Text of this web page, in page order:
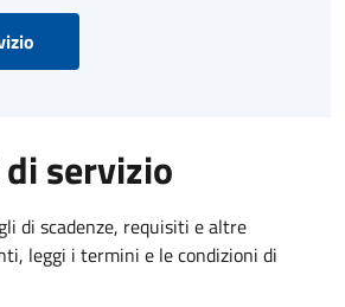
servizio
di scadenze, requisiti e altre
leggi i termini e le condizioni di